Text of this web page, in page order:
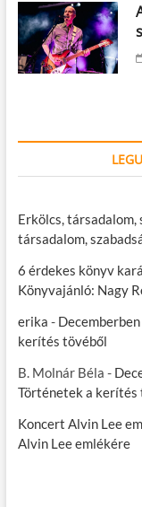
Erkölcs, társadalom,
társadalom,
6 érdekes könyv
Könyvajánló: Nagy
erika -
kerítés tövéből
B. Molnár Béla -
Történetek a kerítés
Koncert Alvin Lee
Alvin Lee emlékére